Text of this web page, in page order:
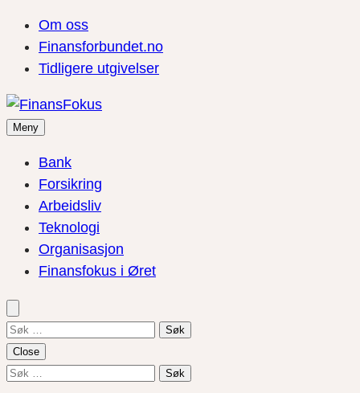
Om oss
Finansforbundet.no
Tidligere utgivelser
Meny
Bank
Forsikring
Arbeidsliv
Teknologi
Organisasjon
Finansfokus i Øret
Søk
etter:
Close
Søk